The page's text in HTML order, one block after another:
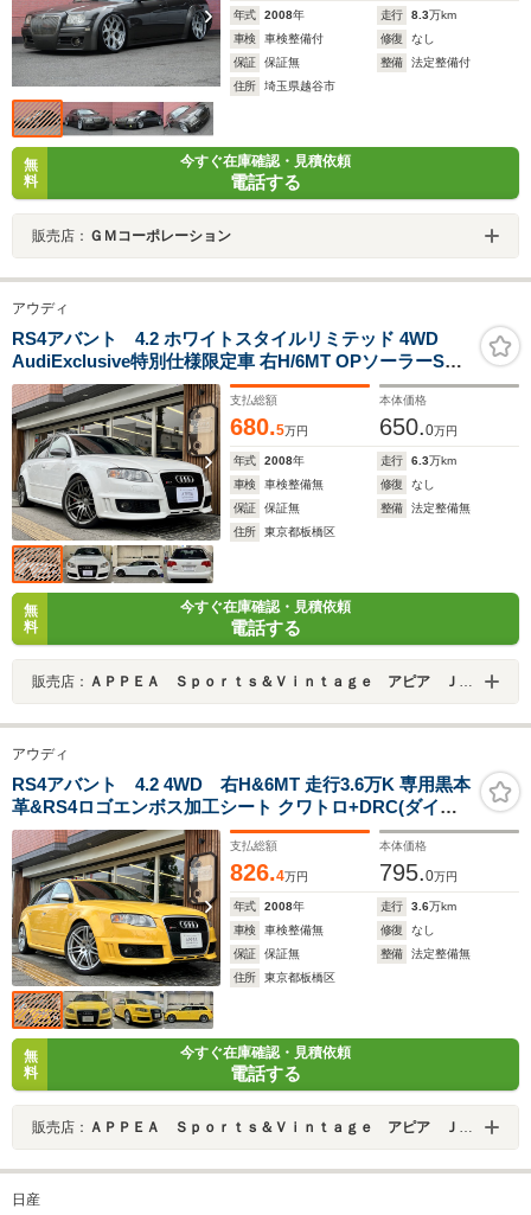
年式 2008年 走行 8.3万km
車検
車検整備付 修復
なし
保証
保証無 整備
法定整備付
住所
埼玉県越谷市
無
料
今すぐ在庫確認・見積依頼
電話する
販売店： ＧＭコーポレーション
アウディ
RS4アバント 4.2 ホワイトスタイルリミテッド 4WD
AudiExclusive特別仕様限定車 右H/6MT OPソーラーSR
ホワイトスタイルLTD(ホワイトFグリル&サイドモール/チ
タンルックドアミラー&マフラー/マットグレー19AW/ス
ポーツサスペンション+/RS4ロゴ黒革バケットシート)
支払総額
680.5万円
本体価格
650.0万円
年式 2008年 走行 6.3万km
車検
車検整備無 修復
なし
保証
保証無 整備
法定整備無
住所
東京都板橋区
無
料
今すぐ在庫確認・見積依頼
電話する
販売店： ＡＰＰＥＡ Ｓｐｏｒｔｓ＆Ｖｉｎｔａｇｅ アピア ＪＵ適正販売店
アウディ
RS4アバント 4.2 4WD 右H&6MT 走行3.6万K 専用黒本
革&RS4ロゴエンボス加工シート クワトロ+DRC(ダイナ
ミック・ライド・コントロール)純正OPソーラーSR カー
ボントリム カロッツェリアナビ/TV/Bカメラ/Bluetooth接
続 Fドラレコ
支払総額
826.4万円
本体価格
795.0万円
年式 2008年 走行 3.6万km
車検
車検整備無 修復
なし
保証
保証無 整備
法定整備無
住所
東京都板橋区
無
料
今すぐ在庫確認・見積依頼
電話する
販売店： ＡＰＰＥＡ Ｓｐｏｒｔｓ＆Ｖｉｎｔａｇｅ アピア ＪＵ適正販売店
日産